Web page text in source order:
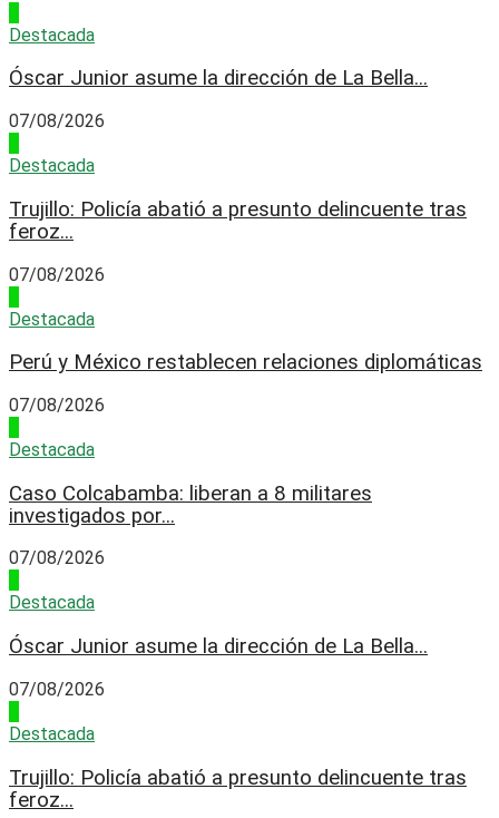
Destacada
Óscar Junior asume la dirección de La Bella...
07/08/2026
Destacada
Trujillo: Policía abatió a presunto delincuente tras
feroz...
07/08/2026
Destacada
Perú y México restablecen relaciones diplomáticas
07/08/2026
Destacada
Caso Colcabamba: liberan a 8 militares
investigados por...
07/08/2026
Destacada
Óscar Junior asume la dirección de La Bella...
07/08/2026
Destacada
Trujillo: Policía abatió a presunto delincuente tras
feroz...